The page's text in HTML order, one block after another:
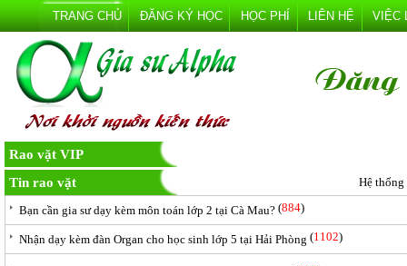
TRANG CHỦ ĐĂNG KÝ HỌC HỌC PHÍ LIÊN HỆ VIỆC
Rao vặt VIP
Tin rao vặt
Hệ
Bạn cần gia sư dạy kèm môn toán lớp 2 tại Cà Mau? (884)
Nhận dạy kèm đàn Organ cho học sinh lớp 5 tại Hải Phòng (1102)